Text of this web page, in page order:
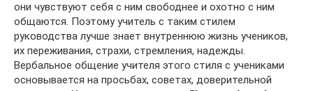
они чувствуют себя с ним свободнее и охотно с ним
общаются. Поэтому учитель с таким стилем
руководства лучше знает внутрен­нюю жизнь учеников,
их переживания, страхи, стремления, на­дежды.
Вербальное общение учителя этого стиля с учениками
ос­новывается на просьбах, советах, доверительной